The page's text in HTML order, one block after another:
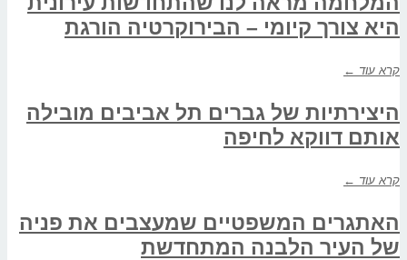
היא צורך קיומי – הבירוקרטיה הורגת
קרא עוד ←
היצירתיות של גברים תל אביבים מובילה
אותם דווקא לחיפה
קרא עוד ←
האתגרים המשפטיים שמעצבים את פניה
של העיר הלבנה המתחדשת